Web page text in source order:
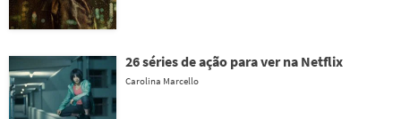
26 séries de ação para ver na Netflix
Carolina Marcello